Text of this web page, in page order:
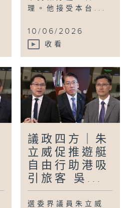
理。他接受本台...
10/06/2026
收看
議政四方｜朱
立威促推遊艇
自由行助港吸
引旅客 吳...
選委界議員朱立威